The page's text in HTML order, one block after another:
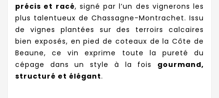
précis et racé, signé par l’un des vignerons les
plus talentueux de Chassagne-Montrachet. Issu
de vignes plantées sur des terroirs calcaires
bien exposés, en pied de coteaux de la Côte de
Beaune, ce vin exprime toute la pureté du
cépage dans un style à la fois gourmand,
structuré et élégant.